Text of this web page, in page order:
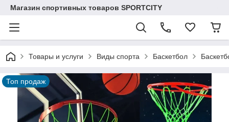
Магазин спортивных товаров SPORTCITY
Товары и услуги Виды спорта Баскетбол
Топ продаж